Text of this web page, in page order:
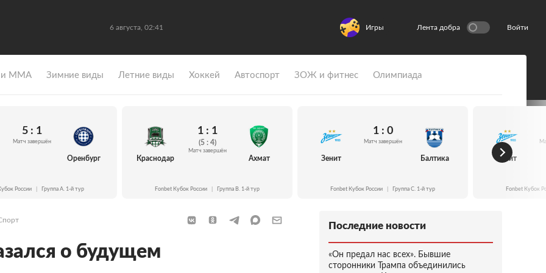
6 августа, 02:41 Игры Лента добра Войти
и ММА Зимние виды Летние виды Хоккей Автоспорт ЗОЖ и фитнес Олимпиада
5 : 1
Матч завершён
Оренбург
России Группа A. 1-й тур
Краснодар
1 : 1
(5 : 4)
Матч завершён
Ахмат
Fonbet Кубок России Группа B. 1-й тур
Зенит
1 : 0
Матч завершён
Балтика
Fonbet Кубок России Группа C. 1-й тур
Зенит
Fonbet Кубок
о будущем
Последние новости
«Он предал нас всех». Бывшие
сторонники Трампа объединились